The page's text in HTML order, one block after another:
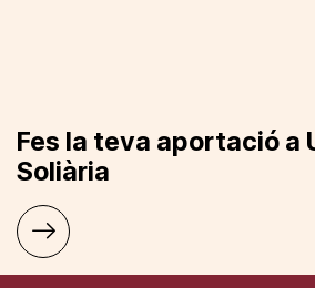
Fes la teva aportació a
Soliària